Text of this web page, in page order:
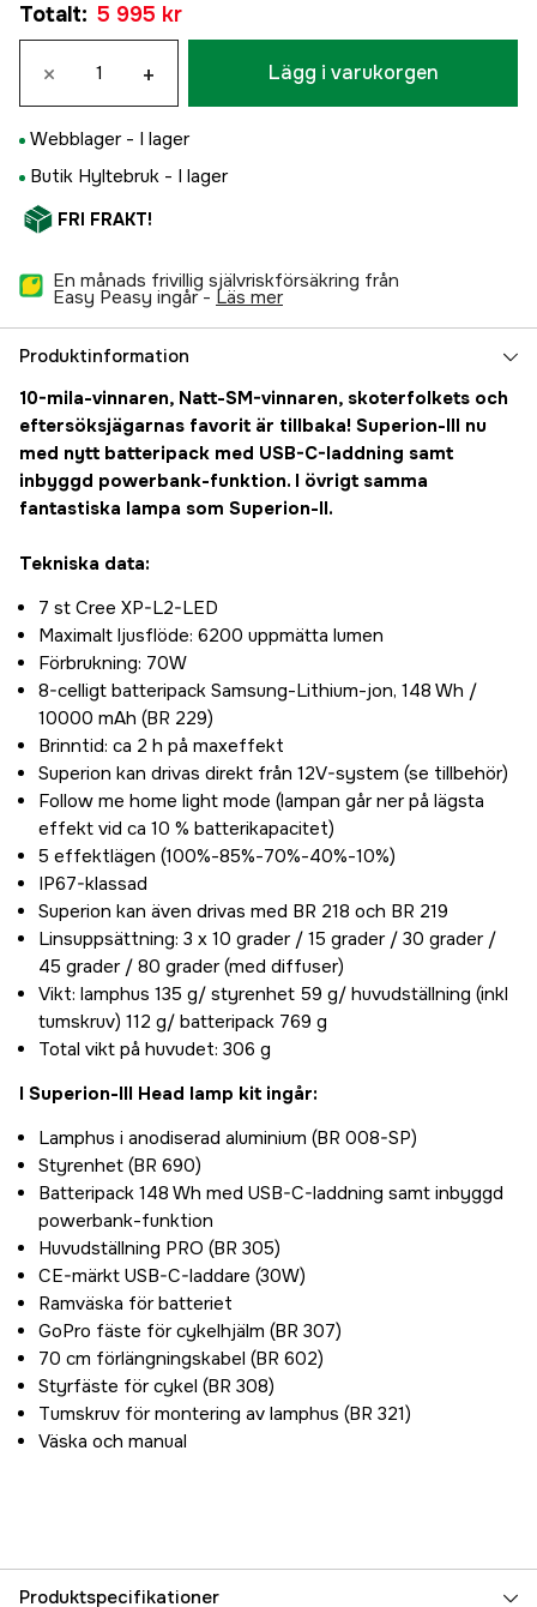
Totalt: 5 995 kr
× + Lägg i varukorgen
Webblager - I lager
Butik Hyltebruk - I lager
FRI FRAKT!
En månads frivillig självriskförsäkring från
Easy Peasy ingår - läs mer
Produktinformation
10-mila-vinnaren, Natt-SM-vinnaren, skoterfolkets och
eftersöksjägarnas favorit är tillbaka! Superion-III nu
med nytt batteripack med USB-C-laddning samt
inbyggd powerbank-funktion. I övrigt samma
fantastiska lampa som Superion-II.
Tekniska data:
7 st Cree XP-L2-LED
Maximalt ljusflöde: 6200 uppmätta lumen
Förbrukning: 70W
8-celligt batteripack Samsung-Lithium-jon, 148 Wh /
10000 mAh (BR 229)
Brinntid: ca 2 h på maxeffekt
Superion kan drivas direkt från 12V-system (se tillbehör)
Follow me home light mode (lampan går ner på lägsta
effekt vid ca 10 % batterikapacitet)
5 effektlägen (100%-85%-70%-40%-10%)
IP67-klassad
Superion kan även drivas med BR 218 och BR 219
Linsuppsättning: 3 x 10 grader / 15 grader / 30 grader /
45 grader / 80 grader (med diffuser)
Vikt: lamphus 135 g/ styrenhet 59 g/ huvudställning (inkl
tumskruv) 112 g/ batteripack 769 g
Total vikt på huvudet: 306 g
I Superion-III Head lamp kit ingår:
Lamphus i anodiserad aluminium (BR 008-SP)
Styrenhet (BR 690)
Batteripack 148 Wh med USB-C-laddning samt inbyggd
powerbank-funktion
Huvudställning PRO (BR 305)
CE-märkt USB-C-laddare (30W)
Ramväska för batteriet
GoPro fäste för cykelhjälm (BR 307)
70 cm förlängningskabel (BR 602)
Styrfäste för cykel (BR 308)
Tumskruv för montering av lamphus (BR 321)
Väska och manual
Produktspecifikationer